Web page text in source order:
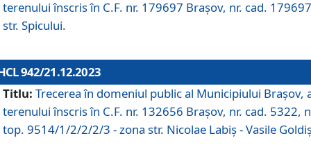
terenului înscris în C.F. nr. 179697 Brașov, nr. cad.
str. Spicului.
942/21.12.2023
Titlu: Trecerea în domeniul public al Municipiului Braşov,
terenului înscris în C.F. nr. 132656 Brașov, nr. cad. 5322,
top. 9514/1/2/2/2/3 - zona str. Nicolae Labiș - Vasile